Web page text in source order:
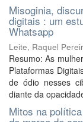
Misoginia,
digitais : um
Whatsapp
Leite, Raquel
Resumo: As
Plataformas
de ódio nesses
diante da
Mitos na